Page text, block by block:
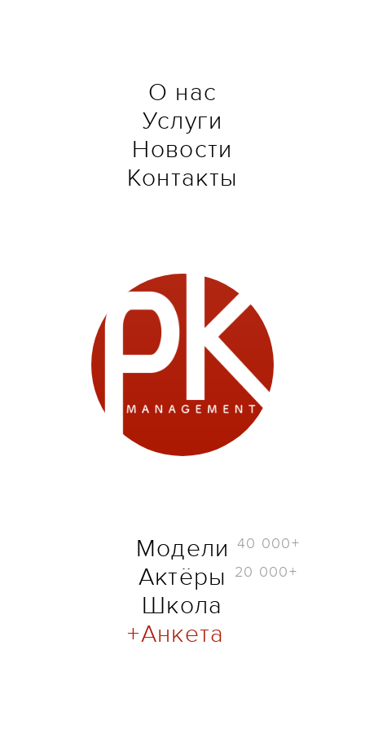
О нас
Услуги
Новости
Контакты
Модели 40 000+
Актёры 20 000+
Школа
Анкета